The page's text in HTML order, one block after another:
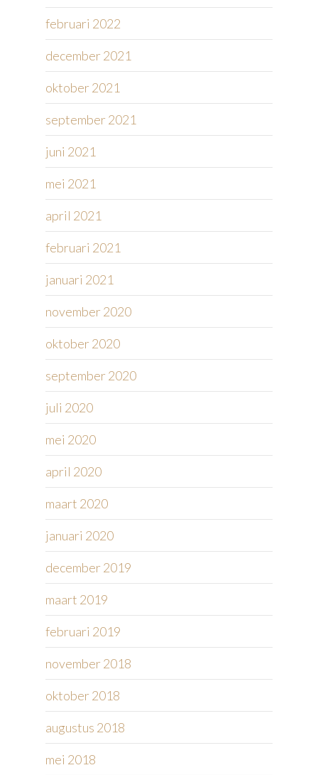
februari 2022
december 2021
oktober 2021
september 2021
juni 2021
mei 2021
april 2021
februari 2021
januari 2021
november 2020
oktober 2020
september 2020
juli 2020
mei 2020
april 2020
maart 2020
januari 2020
december 2019
maart 2019
februari 2019
november 2018
oktober 2018
augustus 2018
mei 2018